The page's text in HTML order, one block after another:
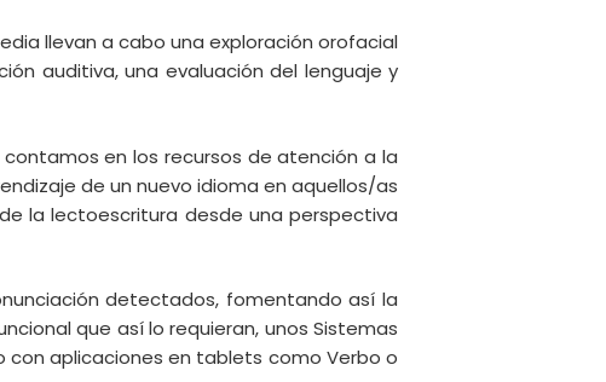
llevan a cabo una exploración orofacial
auditiva, una evaluación del lenguaje y
en los recursos de atención a la
de un nuevo idioma en aquellos/as
la lectoescritura desde una perspectiva
detectados, fomentando así la
que así lo requieran, unos Sistemas
aplicaciones en tablets como Verbo o